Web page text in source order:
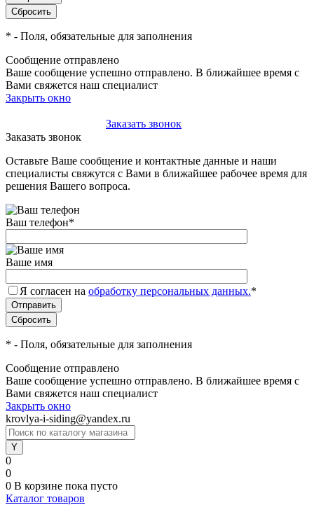
* - Поля, обязательные для заполнения
Сообщение отправлено
Ваше сообщение успешно отправлено. В ближайшее время с
Вами свяжется наш специалист
Закрыть окно
Заказать звонок
Заказать звонок
Оставьте Ваше сообщение и контактные данные и наши
специалисты свяжутся с Вами в ближайшее рабочее время для
решения Вашего вопроса.
Ваш телефон*
Ваше имя
Я согласен на обработку персональных данных.*
* - Поля, обязательные для заполнения
Сообщение отправлено
Ваше сообщение успешно отправлено. В ближайшее время с
Вами свяжется наш специалист
Закрыть окно
krovlya-i-siding@yandex.ru
0
0
0 В корзине пока пусто
Каталог товаров